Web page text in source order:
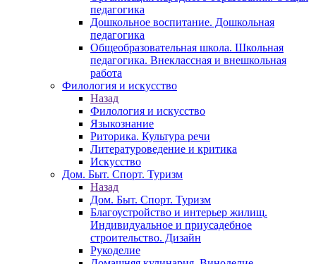
педагогика
Дошкольное воспитание. Дошкольная
педагогика
Общеобразовательная школа. Школьная
педагогика. Внеклассная и внешкольная
работа
Филология и искусство
Назад
Филология и искусство
Языкознание
Риторика. Культура речи
Литературоведение и критика
Искусство
Дом. Быт. Спорт. Туризм
Назад
Дом. Быт. Спорт. Туризм
Благоустройство и интерьер жилищ.
Индивидуальное и приусадебное
строительство. Дизайн
Рукоделие